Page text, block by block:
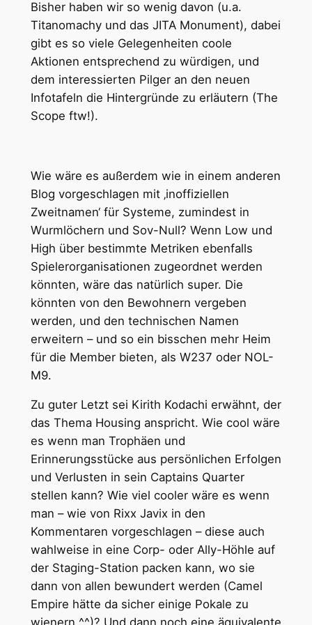
Bisher haben wir so wenig davon (u.a.
Titanomachy und das JITA Monument), dabei
gibt es so viele Gelegenheiten coole
Aktionen entsprechend zu würdigen, und
dem interessierten Pilger an den neuen
Infotafeln die Hintergründe zu erläutern (The
Scope ftw!).
Wie wäre es außerdem wie in einem anderen
Blog vorgeschlagen mit ‚inoffiziellen
Zweitnamen‘ für Systeme, zumindest in
Wurmlöchern und Sov-Null? Wenn Low und
High über bestimmte Metriken ebenfalls
Spielerorganisationen zugeordnet werden
könnten, wäre das natürlich super. Die
könnten von den Bewohnern vergeben
werden, und den technischen Namen
erweitern – und so ein bisschen mehr Heim
für die Member bieten, als W237 oder NOL-
M9.
Zu guter Letzt sei Kirith Kodachi erwähnt, der
das Thema Housing anspricht. Wie cool wäre
es wenn man Trophäen und
Erinnerungsstücke aus persönlichen Erfolgen
und Verlusten in sein Captains Quarter
stellen kann? Wie viel cooler wäre es wenn
man – wie von Rixx Javix in den
Kommentaren vorgeschlagen – diese auch
wahlweise in eine Corp- oder Ally-Höhle auf
der Staging-Station packen kann, wo sie
dann von allen bewundert werden (Camel
Empire hätte da sicher einige Pokale zu